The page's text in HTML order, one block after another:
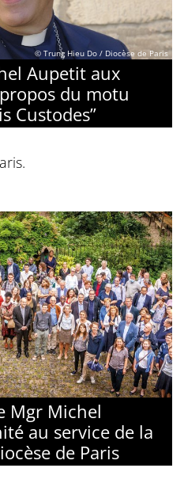
© Trung Hieu Do / Diocèse de Paris
Aupetit aux
du motu
Custodes”
Mgr Michel
au service de la
de Paris